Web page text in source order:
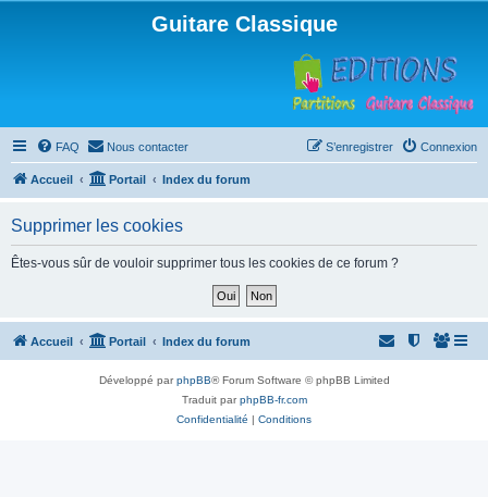
Guitare Classique
FAQ Nous contacter Connexion
S’enregistrer
Accueil Portail Index du forum
Supprimer les cookies
Êtes-vous sûr de vouloir supprimer tous les cookies de ce forum ?
Accueil Portail Index du forum
Développé parphpBB® Forum Software © phpBB Limited
Traduit parphpBB-fr.com
Confidentialité | Conditions